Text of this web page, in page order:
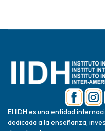
El IIDH es una entidad
dedicada a la enseñanza,